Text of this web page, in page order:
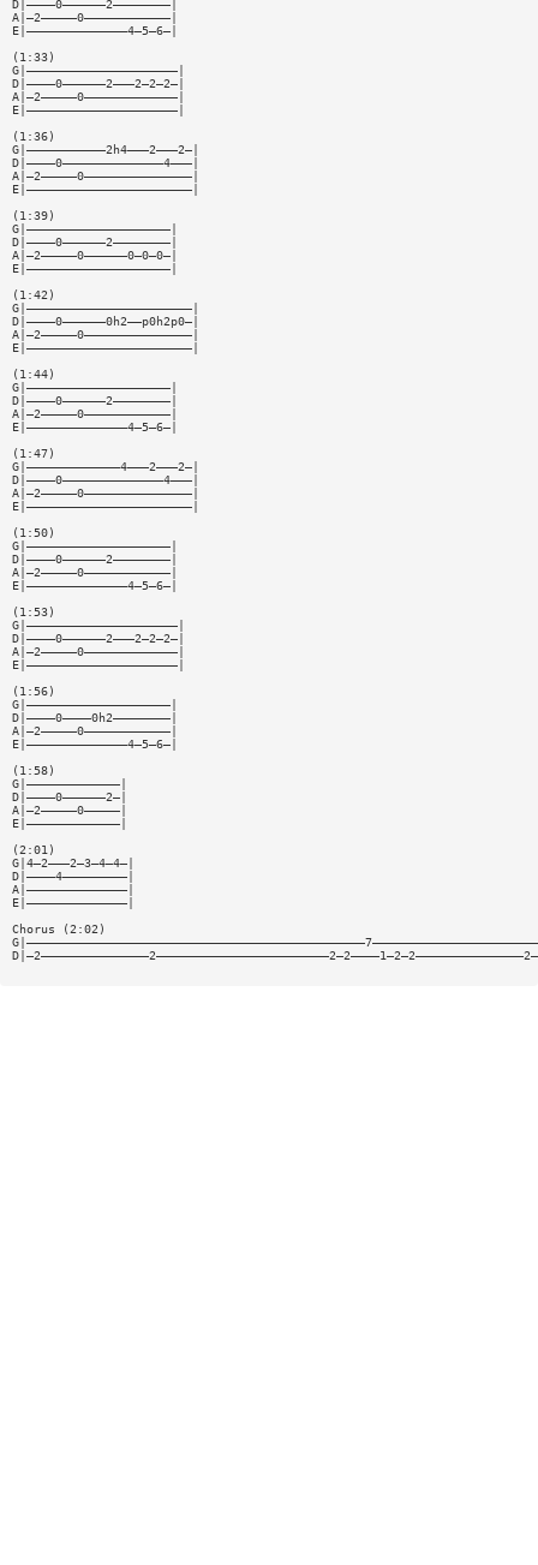
D|————0——————2————————|
A|—2—————0————————————|
E|——————————————4—5—6—|
(1:33)
G|—————————————————————|
D|————0——————2———2—2—2—|
A|—2—————0—————————————|
E|—————————————————————|
(1:36)
G|———————————2h4———2———2—|
D|————0——————————————4———|
A|—2—————0———————————————|
E|———————————————————————|
(1:39)
G|————————————————————|
D|————0——————2————————|
A|—2—————0——————0—0—0—|
E|————————————————————|
(1:42)
G|———————————————————————|
D|————0——————0h2——p0h2p0—|
A|—2—————0———————————————|
E|———————————————————————|
(1:44)
G|————————————————————|
D|————0——————2————————|
A|—2—————0————————————|
E|——————————————4—5—6—|
(1:47)
G|—————————————4———2———2—|
D|————0——————————————4———|
A|—2—————0———————————————|
E|———————————————————————|
(1:50)
G|————————————————————|
D|————0——————2————————|
A|—2—————0————————————|
E|——————————————4—5—6—|
(1:53)
G|—————————————————————|
D|————0——————2———2—2—2—|
A|—2—————0—————————————|
E|—————————————————————|
(1:56)
G|————————————————————|
D|————0————0h2————————|
A|—2—————0————————————|
E|——————————————4—5—6—|
(1:58)
G|—————————————|
D|————0——————2—|
A|—2—————0—————|
E|—————————————|
(2:01)
G|4—2———2—3—4—4—|
D|————4—————————|
A|——————————————|
E|——————————————|
Chorus (2:02)